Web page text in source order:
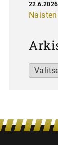
22.6.2026
Arkistot